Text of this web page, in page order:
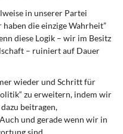
in unserer Partei
die einzige Wahrheit”
diese Logik – wir im Besitz
– ruiniert auf Dauer
wieder und Schritt für
zu erweitern, indem wir
beitragen,
und gerade wenn wir in
sind.